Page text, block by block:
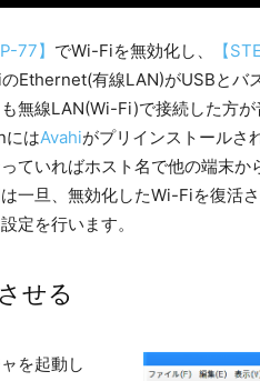
77】 でWi-Fiを無効化し、 【
Ethernet(有線LAN)がUSBとバ
無線LAN(Wi-Fi)で接続した方
にはAvahiがプリインストールさ
ていればホスト名で他の端末
一旦、無効化したWi-Fiを復活
定を行います。
せる
を起動し